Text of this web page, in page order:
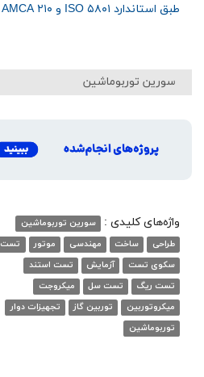
طبق استاندارد ISO ۵۸۰۱ و AMCA ۲۱۰
سورین توربوماشین
واژه‌های کلیدی :
سورین توربوماشین
طراحی
ساخت مهندسی موتور
تست
سکوی تست
آزمایش
تست استند
تست ریگ
تست سل
میکروجت
میکروتوربین
توربین گاز
تجهیزات دوار
توربوماشین